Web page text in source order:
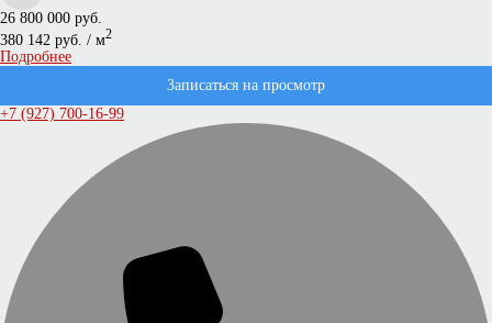
26 800 000 руб.
380 142 руб. / м2
Подробнее
Записаться на просмотр
+7 (927) 700-16-99